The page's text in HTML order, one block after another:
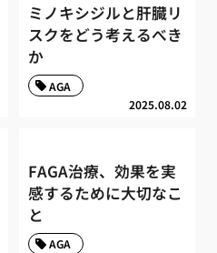
ミノキシジルと肝臓リ
スクをどう考えるべき
か
2025.08.02
AGA
FAGA治療、効果を実
感するために大切なこ
と
AGA